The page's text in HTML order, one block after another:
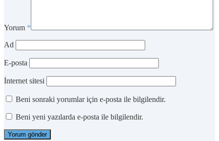
Yorum *
Ad
E-posta
İnternet sitesi
Beni sonraki yorumlar için e-posta ile bilgilendir.
Beni yeni yazılarda e-posta ile bilgilendir.